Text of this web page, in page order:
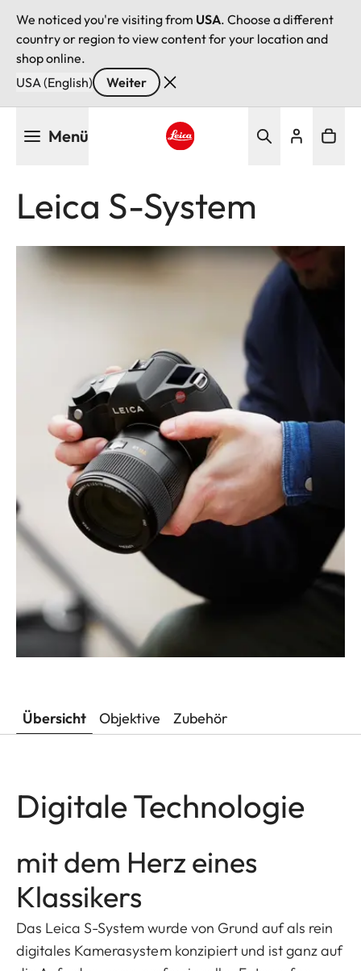
We noticed you're visiting from USA. Choose a different
country or region to view content for your location and
shop online.
USA (English)
Weiter
Menü
Leica S-System
Übersicht Objektive Zubehör
Digitale Technologie
mit dem Herz eines
Klassikers
Das Leica S-System wurde von Grund auf als rein
digitales Kamerasystem konzipiert und ist ganz auf